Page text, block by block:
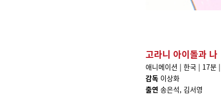
고라니 아이돌과 나
애니메이션 | 한국 | 17분
감독 이상화
출연 송은석, 김서영